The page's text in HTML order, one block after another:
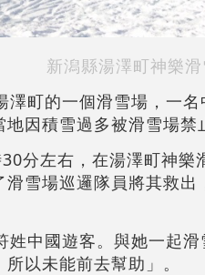
新潟縣湯澤町神樂滑
澤町的一個滑雪場，一
因積雪過多被滑雪場禁
分左右，在湯澤町神
雪場巡邏隊員將其救
中國遊客。與她一起
以未能前去幫助」。